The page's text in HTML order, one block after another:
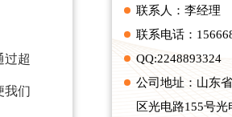
联系人：李经理
联系电话：
QQ:2248893324
公司地址：山东
区光电路155号
过超
我们